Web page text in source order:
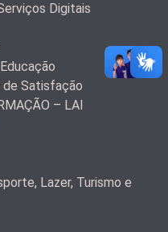
Digitais
de Satisfação
– LAI
Lazer, Turismo e
ferramentas